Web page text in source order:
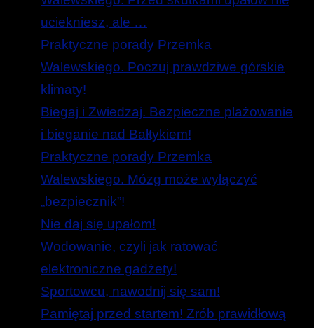
uciekniesz, ale …
Praktyczne porady Przemka
Walewskiego. Poczuj prawdziwe górskie
klimaty!
Biegaj i Zwiedzaj. Bezpieczne plażowanie
i bieganie nad Bałtykiem!
Praktyczne porady Przemka
Walewskiego. Mózg może wyłączyć
„bezpiecznik”!
Nie daj się upałom!
Wodowanie, czyli jak ratować
elektroniczne gadżety!
Sportowcu, nawodnij się sam!
Pamiętaj przed startem! Zrób prawidłową